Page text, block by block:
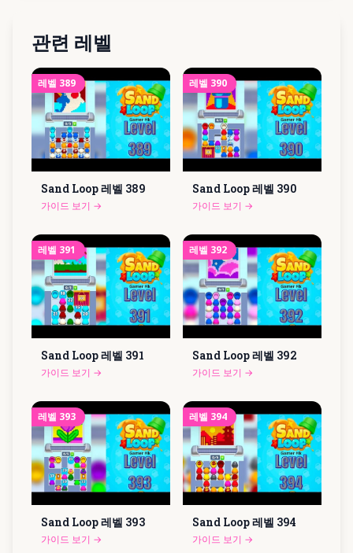
관련 레벨
레벨 389
Sand Loop 레벨 389
가이드 보기 →
레벨 390
Sand Loop 레벨 390
가이드 보기 →
레벨 391
Sand Loop 레벨 391
가이드 보기 →
레벨 392
Sand Loop 레벨 392
가이드 보기 →
레벨 393
Sand Loop 레벨 393
가이드 보기 →
레벨 394
Sand Loop 레벨 394
가이드 보기 →